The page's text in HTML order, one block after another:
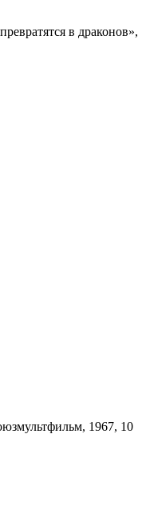
в драконов»,
1967, 10